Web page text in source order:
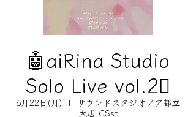
🤖aiRina Studio
Solo Live vol.2🫟
6月22日(月)
  |
サウンドスタジオノア都立
大店 CSst